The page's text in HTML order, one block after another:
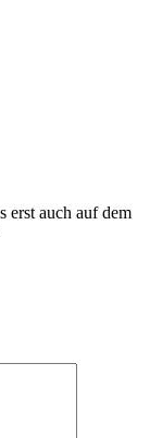
erst auch auf dem